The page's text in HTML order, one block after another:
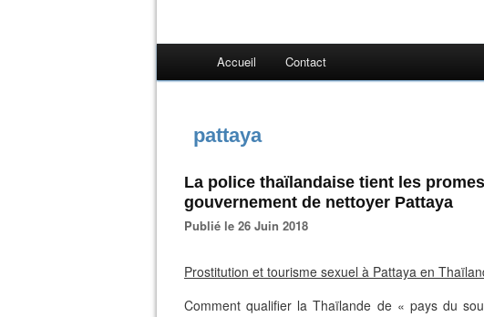
Accueil Contact
pattaya
La police thaïlandaise tient les
gouvernement de nettoyer Pattaya
Publié le 26 Juin 2018
Prostitution et tourisme sexuel à Pattaya en
Comment qualifier la Thaïlande de « pays du